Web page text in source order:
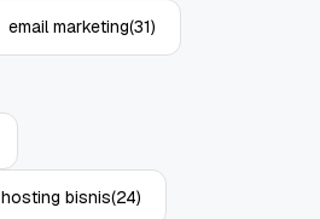
email marketing(31)
hosting bisnis(24)